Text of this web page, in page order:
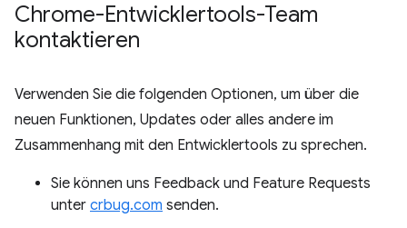
Chrome-Entwicklertools-Team
kontaktieren
Verwenden Sie die folgenden Optionen, um über die
neuen Funktionen, Updates oder alles andere im
Zusammenhang mit den Entwicklertools zu sprechen.
Sie können uns Feedback und Feature Requests
unter crbug.com senden.